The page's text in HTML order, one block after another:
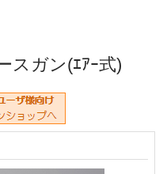
スガン(ｴｱｰ式)